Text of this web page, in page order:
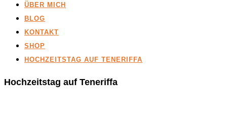
ÜBER MICH
BLOG
KONTAKT
SHOP
HOCHZEITSTAG AUF TENERIFFA
Hochzeitstag auf Teneriffa